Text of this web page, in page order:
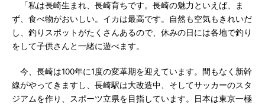
「私は長崎生まれ、長崎育ちです。長崎の魅力といえば、ま
ず、食べ物がおいしい。イカは最高です。自然も空気もきれいだ
し、釣りスポットがたくさんあるので、休みの日には各地で釣り
をして子供さんと一緒に遊べます。
今、長崎は100年に1度の変革期を迎えています。間もなく新幹
線がやってきますし、長崎駅は大改造中、そしてサッカーのスタ
ジアムを作り、スポーツ立県を目指しています。日本は東京一極